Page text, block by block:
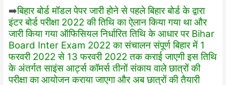
➡️बिहार बोर्ड मॉडल पेपर जारी होने से पहले बिहार बोर्ड के द्वारा
इंटर बोर्ड परीक्षा 2022 की तिथि का ऐलान किया गया था और
जारी किया गया ऑफिसियल निर्धारित तिथि के आधार पर Bihar
Board Inter Exam 2022 का संचालन संपूर्ण बिहार में 1
फरवरी 2022 से 13 फरवरी 2022 तक कराई जाएगी इस तिथि
के अंतर्गत साइंस आर्ट्स कॉमर्स तीनों संकाय वाले छात्रों की
परीक्षा का आयोजन कराया जाएगा और अब छात्रों की तैयारी